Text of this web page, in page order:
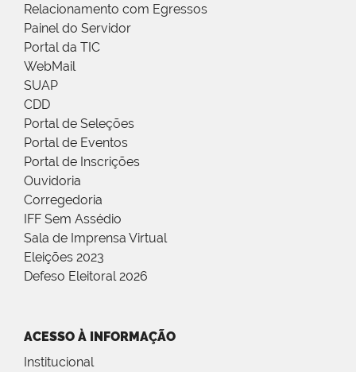
Relacionamento com Egressos
Painel do Servidor
Portal da TIC
WebMail
SUAP
CDD
Portal de Seleções
Portal de Eventos
Portal de Inscrições
Ouvidoria
Corregedoria
IFF Sem Assédio
Sala de Imprensa Virtual
Eleições 2023
Defeso Eleitoral 2026
ACESSO À INFORMAÇÃO
Institucional